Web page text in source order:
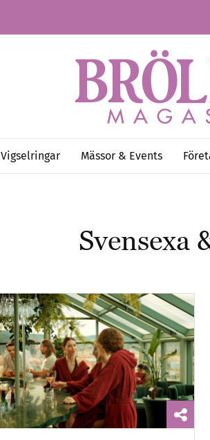
Vigselringar Mässor & Events
Svensexa